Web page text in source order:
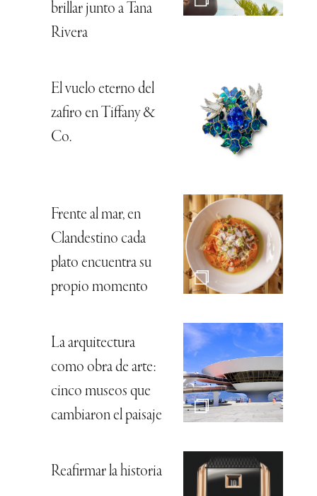
brillar junto a Tana
Rivera
El vuelo eterno del
zafiro en Tiffany &
Co.
Frente al mar, en
Clandestino cada
plato encuentra su
propio momento
La arquitectura
como obra de arte:
cinco museos que
cambiaron el paisaje
Reafirmar la historia